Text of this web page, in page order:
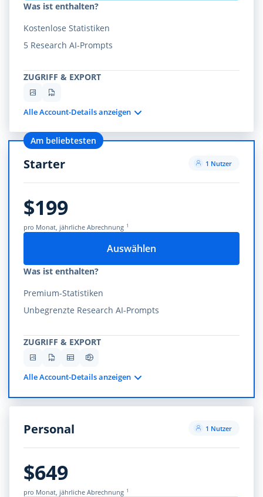
Was ist enthalten?
Kostenlose Statistiken
5 Research AI-Prompts
ZUGRIFF & EXPORT
Alle Account-Details anzeigen
Am beliebtesten
Starter 1 Nutzer
$199
pro Monat, jährliche Abrechnung 1
Auswählen
Was ist enthalten?
Premium-Statistiken
Unbegrenzte Research AI-Prompts
ZUGRIFF & EXPORT
Alle Account-Details anzeigen
Personal 1 Nutzer
$649
pro Monat, jährliche Abrechnung 1